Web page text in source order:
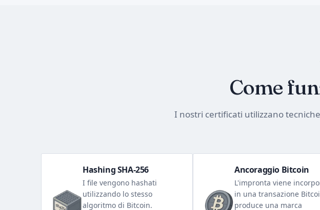
Come
I nostri certificati utilizzano
Hashing SHA-256
I file vengono hashati
utilizzando lo stesso
algoritmo di Bitcoin.
Ancoraggio Bitcoin
L'impronta viene
in una transazione
produce una marca